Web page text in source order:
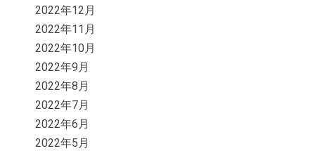
2022年12月
2022年11月
2022年10月
2022年9月
2022年8月
2022年7月
2022年6月
2022年5月